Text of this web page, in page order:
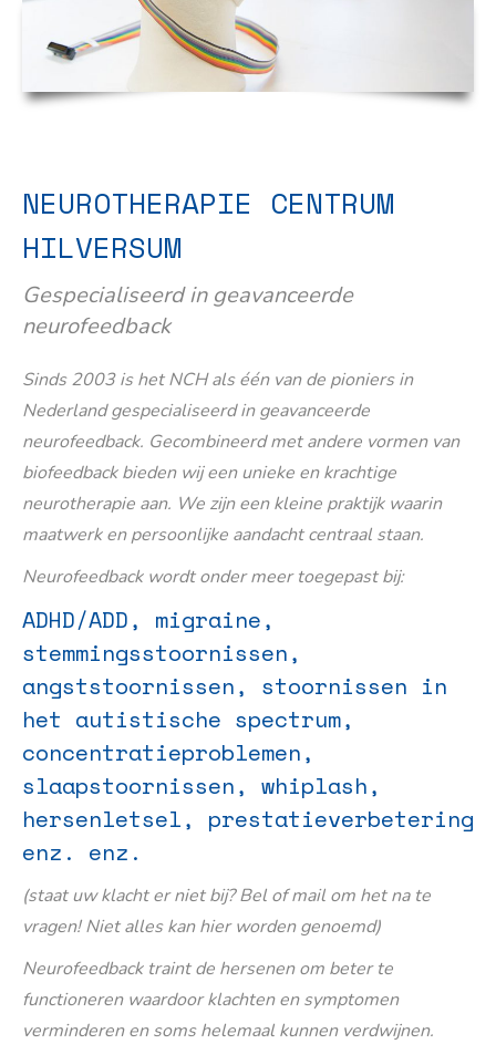
NEUROTHERAPIE CENTRUM
HILVERSUM
Gespecialiseerd in geavanceerde
neurofeedback
Sinds 2003 is het NCH als één van de pioniers in
Nederland gespecialiseerd in geavanceerde
neurofeedback. Gecombineerd met andere vormen van
biofeedback bieden wij een unieke en krachtige
neurotherapie aan. We zijn een kleine praktijk waarin
maatwerk en persoonlijke aandacht centraal staan.
Neurofeedback wordt onder meer toegepast bij:
ADHD/ADD, migraine,
stemmingsstoornissen,
angststoornissen, stoornissen in
het autistische spectrum,
concentratieproblemen,
slaapstoornissen, whiplash,
hersenletsel, prestatieverbetering
enz. enz.
(staat uw klacht er niet bij? Bel of mail om het na te
vragen! Niet alles kan hier worden genoemd)
Neurofeedback traint de hersenen om beter te
functioneren waardoor klachten en symptomen
verminderen en soms helemaal kunnen verdwijnen.